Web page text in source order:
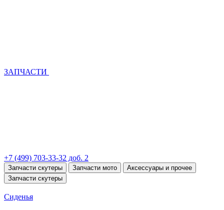
ЗАПЧАСТИ
+7 (499) 703-33-32 доб. 2
Запчасти скутеры Запчасти мото
Аксессуары и прочее
Запчасти скутеры
Сиденья